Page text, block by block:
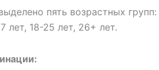
пять возрастных групп:
лет, 18-25 лет, 26+ лет.